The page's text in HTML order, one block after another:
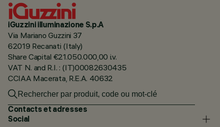
iGuzzini illuminazione S.p.A
Via Mariano Guzzini 37
62019 Recanati (Italy)
Share Capital €21.050.000,00 i.v.
VAT N. and R.I. : (IT)00082630435
CCIAA Macerata, R.E.A. 40632
Contacts et adresses
Social